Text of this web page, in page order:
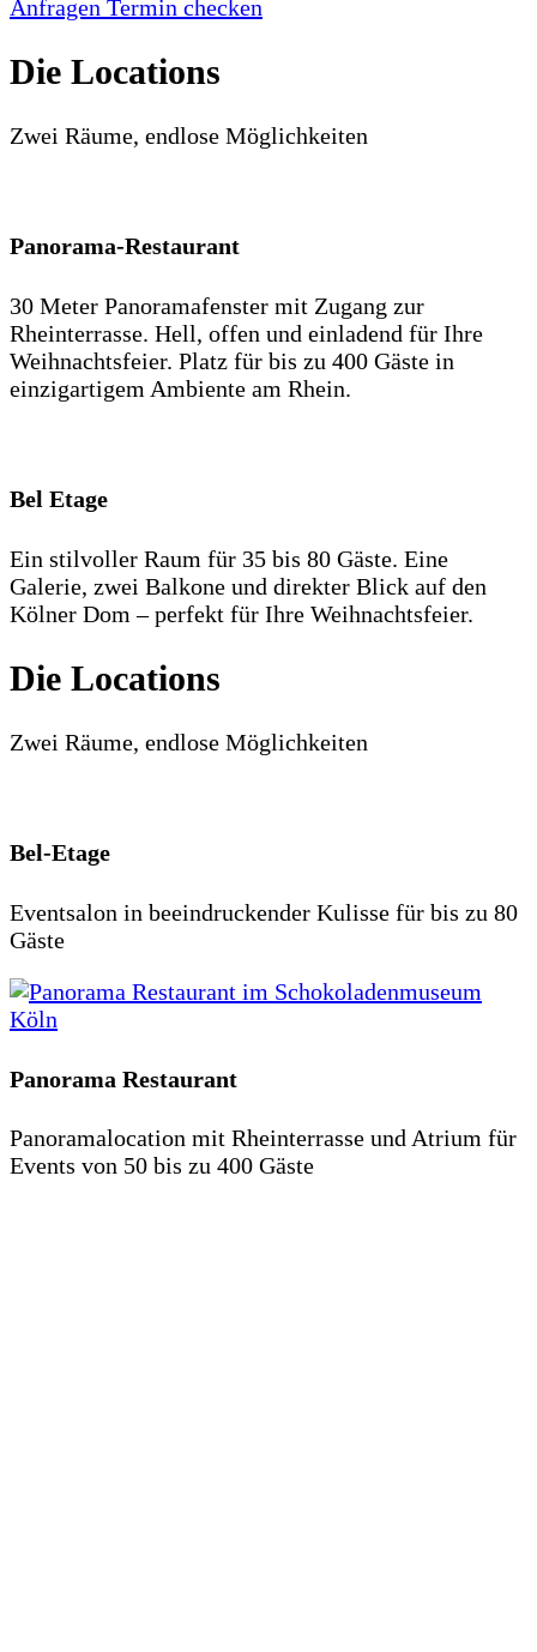
Anfragen Termin checken
Die Locations
Zwei Räume, endlose Möglichkeiten
Panorama-Restaurant
30 Meter Panoramafenster mit Zugang zur
Rheinterrasse. Hell, offen und einladend für Ihre
Weihnachtsfeier. Platz für bis zu 400 Gäste in
einzigartigem Ambiente am Rhein.
Bel Etage
Ein stilvoller Raum für 35 bis 80 Gäste. Eine
Galerie, zwei Balkone und direkter Blick auf den
Kölner Dom – perfekt für Ihre Weihnachtsfeier.
Die Locations
Zwei Räume, endlose Möglichkeiten
Bel-Etage
Eventsalon in beeindruckender Kulisse für bis zu 80
Gäste
Panorama Restaurant
Panoramalocation mit Rheinterrasse und Atrium für
Events von 50 bis zu 400 Gäste